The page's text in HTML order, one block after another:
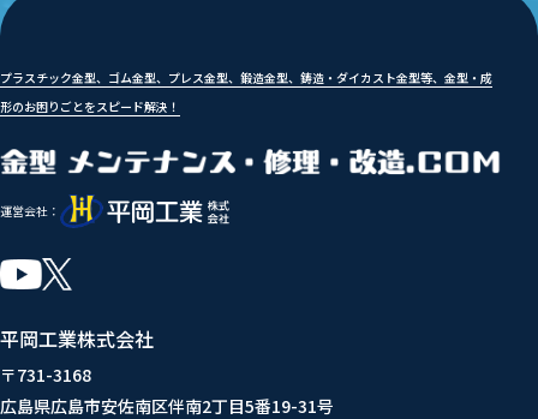
プラスチック金型、ゴム金型、プレス金型、鍛造金型、鋳造・ダイカスト金型等、金型・成
形のお困りごとをスピード解決！
運営会社：
平岡工業株式会社
〒731-3168
広島県広島市安佐南区伴南2丁目5番19-31号